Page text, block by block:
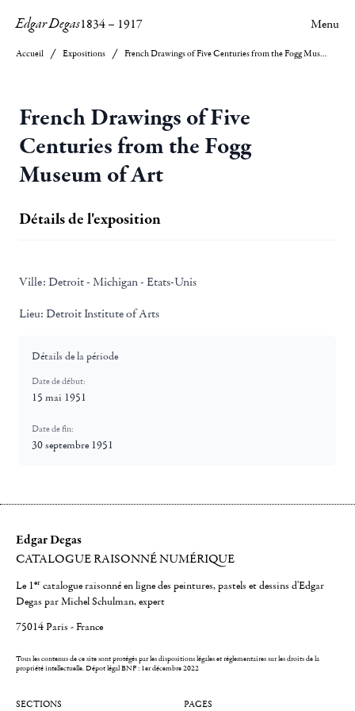
Edgar Degas1834– 1917 Menu
Accueil Expositions French Drawings of Five Centuries from the Fogg Museum of Art
French Drawings of Five
Centuries from the Fogg
Museum of Art
Détails de l'exposition
Ville: Detroit - Michigan - Etats-Unis
Lieu: Detroit Institute of Arts
Détails de la période
Date de début:
15 mai 1951
Date de fin:
30 septembre 1951
Edgar Degas
CATALOGUE RAISONNÉ NUMÉRIQUE
Le 1er catalogue raisonné en ligne des peintures, pastels et dessins d'Edgar
Degas par Michel Schulman, expert
75014 Paris - France
Tous les contenus de ce site sont protégés par les dispositions légales et réglementaires sur les droits de la
propriété intellectuelle.Dépot légal BNF : 1er décembre 2022
SECTIONS PAGES